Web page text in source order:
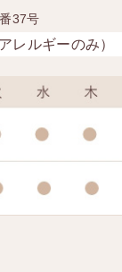
37号
レルギーのみ）